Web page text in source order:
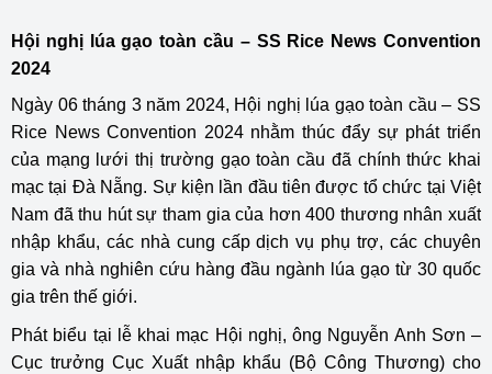
Hội nghị lúa gạo toàn cầu – SS Rice News Convention
2024
Ngày 06 tháng 3 năm 2024, Hội nghị lúa gạo toàn cầu – SS
Rice News Convention 2024 nhằm thúc đẩy sự phát triển
của mạng lưới thị trường gạo toàn cầu đã chính thức khai
mạc tại Đà Nẵng. Sự kiện lần đầu tiên được tổ chức tại Việt
Nam đã thu hút sự tham gia của hơn 400 thương nhân xuất
nhập khẩu, các nhà cung cấp dịch vụ phụ trợ, các chuyên
gia và nhà nghiên cứu hàng đầu ngành lúa gạo từ 30 quốc
gia trên thế giới.
Phát biểu tại lễ khai mạc Hội nghị, ông Nguyễn Anh Sơn –
Cục trưởng Cục Xuất nhập khẩu (Bộ Công Thương) cho